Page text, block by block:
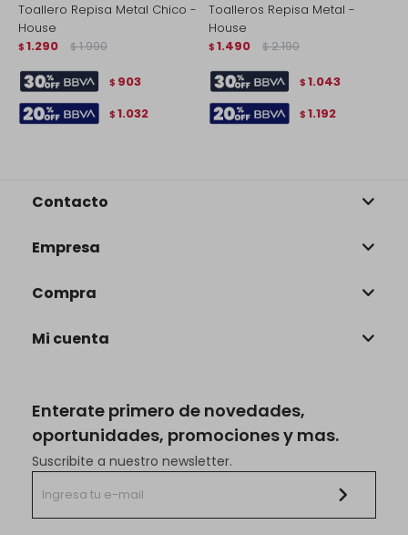
Toallero Repisa Metal Chico -
House
$ 1.290 $ 1.990
$ 903
$ 1.032
Toalleros Repisa Metal -
House
$ 1.490 $ 2.190
$ 1.043
$ 1.192
Enterate primero de novedades,
oportunidades, promociones y mas.
Suscribite a nuestro newsletter.
Contacto
Empresa
Compra
Mi cuenta